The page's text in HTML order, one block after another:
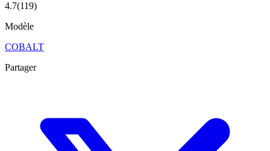
4.7(119)
Modèle
COBALT
Partager